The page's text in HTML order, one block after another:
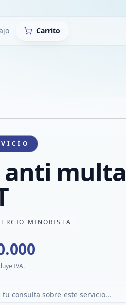
Carrito
anti multa
MINORISTA
IVA.